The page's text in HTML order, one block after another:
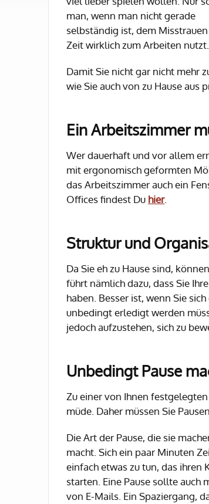
man, wenn man nicht gerade
selbständig ist, dem
Zeit wirklich zum Arbeiten nutzt.
Damit Sie nicht gar nicht mehr
wie Sie auch von zu Hause aus
Ein Arbeitszimmer
Wer dauerhaft und vor allem
mit ergonomisch geformten
das Arbeitszimmer auch ein
Offices findest Du hier.
Struktur und
Da Sie eh zu Hause sind,
führt nämlich dazu, dass Sie
haben. Besser ist, wenn Sie
unbedingt erledigt werden
jedoch aufzustehen, sich zu
Unbedingt Pause
Zu einer von Ihnen
müde. Daher müssen Sie
Die Art der Pause, die sie
macht. Sich ein paar Minuten
einfach etwas zu tun, das ihren
starten. Eine Pause sollte auch
von E-Mails. Ein Spaziergang,